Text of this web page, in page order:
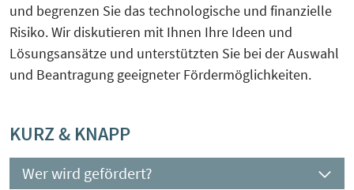
und begrenzen Sie das technologische und finanzielle
Risiko. Wir diskutieren mit Ihnen Ihre Ideen und
Lösungsansätze und unterstützten Sie bei der Auswahl
und Beantragung geeigneter Fördermöglichkeiten.
KURZ & KNAPP
Wer wird gefördert?